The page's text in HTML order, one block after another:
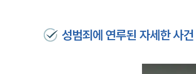
성범죄에 연루된 자세한 사건